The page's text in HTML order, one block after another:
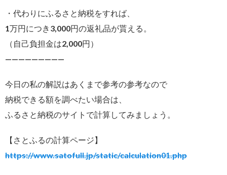
・代わりにふるさと納税をすれば、
1万円につき3,000円の返礼品が貰える。
（自己負担金は2,000円）
—————————
今日の私の解説はあくまで参考の参考なので
納税できる額を調べたい場合は、
ふるさと納税のサイトで計算してみましょう。
【さとふるの計算ページ】
https://www.satofull.jp/static/calculation01.php